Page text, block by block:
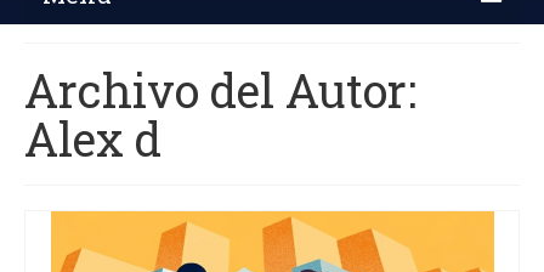
Nosotros
Descripción y Objetivos
Áreas de Trabajo
Equipo
Archivo del Autor:
Alex d